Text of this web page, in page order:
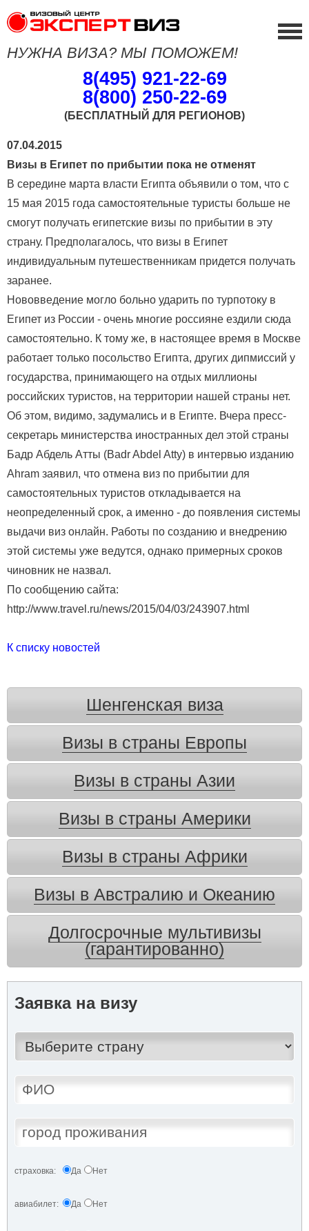
НУЖНА ВИЗА? МЫ ПОМОЖЕМ!
8(495) 921-22-69
8(800) 250-22-69
(БЕСПЛАТНЫЙ ДЛЯ РЕГИОНОВ)
07.04.2015
Визы в Египет по прибытии пока не отменят
В середине марта власти Египта объявили о том, что с
15 мая 2015 года самостоятельные туристы больше не
смогут получать египетские визы по прибытии в эту
страну. Предполагалось, что визы в Египет
индивидуальным путешественникам придется получать
заранее.
Нововведение могло больно ударить по турпотоку в
Египет из России - очень многие россияне ездили сюда
самостоятельно. К тому же, в настоящее время в Москве
работает только посольство Египта, других дипмиссий у
государства, принимающего на отдых миллионы
российских туристов, на территории нашей страны нет.
Об этом, видимо, задумались и в Египте. Вчера пресс-
секретарь министерства иностранных дел этой страны
Бадр Абдель Атты (Badr Abdel Atty) в интервью изданию
Ahram заявил, что отмена виз по прибытии для
самостоятельных туристов откладывается на
неопределенный срок, а именно - до появления системы
выдачи виз онлайн. Работы по созданию и внедрению
этой системы уже ведутся, однако примерных сроков
чиновник не назвал.
По сообщению сайта:
http://www.travel.ru/news/2015/04/03/243907.html
К списку новостей
Шенгенская виза
Визы в страны Европы
Визы в страны Азии
Визы в страны Америки
Визы в страны Африки
Визы в Австралию и Океанию
Долгосрочные мультивизы
(гарантированно)
Заявка на визу
страховка: Да Нет
авиабилет: Да Нет